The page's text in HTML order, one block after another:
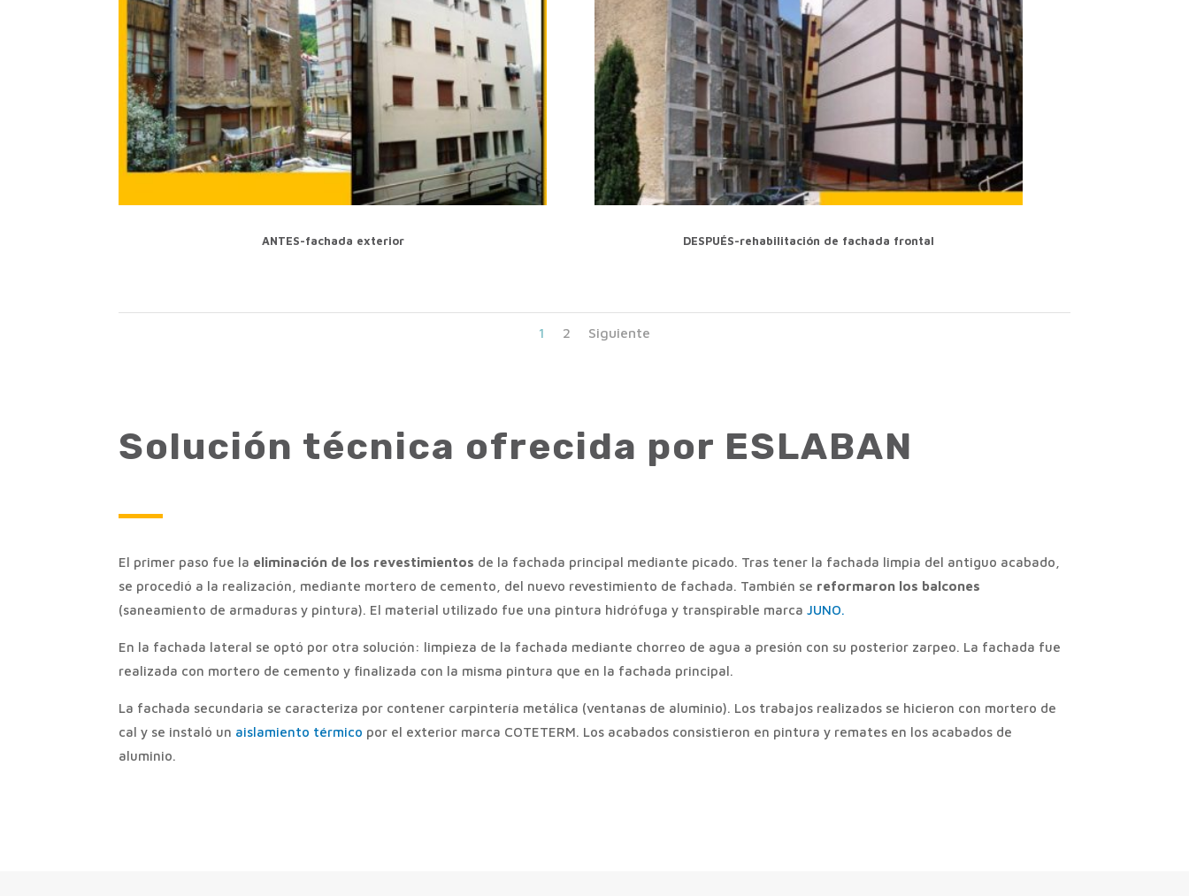
ANTES-fachada exterior DESPUÉS-rehabilitación de fachada frontal
1 2 Siguiente
Solución técnica ofrecida por ESLABAN
El primer paso fue la eliminación de los revestimientos de la fachada principal mediante picado. Tras tener la fachada limpia del antiguo acabado,
se procedió a la realización, mediante mortero de cemento, del nuevo revestimiento de fachada. También se reformaron los balcones
(saneamiento de armaduras y pintura). El material utilizado fue una pintura hidrófuga y transpirable marcaJUNO.
En la fachada lateral se optó por otra solución: limpieza de la fachada mediante chorreo de agua a presión con su posterior zarpeo. La fachada fue
realizada con mortero de cemento y finalizada con la misma pintura que en la fachada principal.
La fachada secundaria se caracteriza por contener carpintería metálica (ventanas de aluminio). Los trabajos realizados se hicieron con mortero de
cal y se instaló un aislamiento térmico por el exterior marca COTETERM. Los acabados consistieron en pintura y remates en los acabados de
aluminio.